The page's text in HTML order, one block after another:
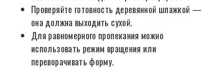
Проверяйте готовность деревянной шпажкой —
она должна выходить сухой.
Для равномерного пропекания можно
использовать режим вращения или
переворачивать форму.